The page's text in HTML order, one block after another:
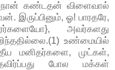
கண்டதன் விளைவால்
இருப்பினும், ஓ! பாரதரே,
அவர்களது
உண்மையில்
மனிதர்களை, முட்கள்,
போல மக்கள்